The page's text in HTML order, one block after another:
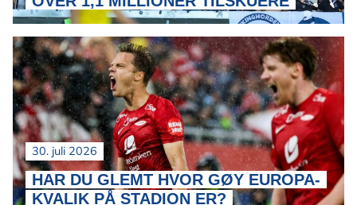
30. juli 2026
HAR DU GLEMT HVOR GØY EUROPA-
KVALIK PÅ STADION ER?